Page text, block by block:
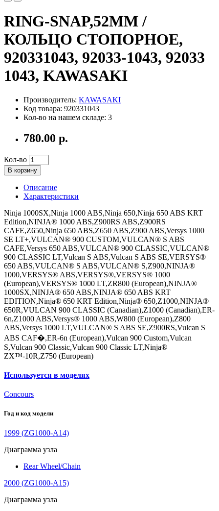
RING-SNAP,52MM /
КОЛЬЦО СТОПОРНОЕ,
920331043, 92033-1043, 92033
1043, KAWASAKI
Производитель: KAWASAKI
Код товара: 920331043
Кол-во на нашем складе: 3
780.00 р.
Кол-во
В корзину
Описание
Характеристики
Ninja 1000SX,Ninja 1000 ABS,Ninja 650,Ninja 650 ABS KRT
Edition,NINJA® 1000 ABS,Z900RS ABS,Z900RS
CAFE,Z650,Ninja 650 ABS,Z650 ABS,Z900 ABS,Versys 1000
SE LT+,VULCAN® 900 CUSTOM,VULCAN® S ABS
CAFE,Versys 650 ABS,VULCAN® 900 CLASSIC,VULCAN®
900 CLASSIC LT,Vulcan S ABS,Vulcan S ABS SE,VERSYS®
650 ABS,VULCAN® S ABS,VULCAN® S,Z900,NINJA®
1000,VERSYS® ABS,VERSYS®,VERSYS® 1000
(European),VERSYS® 1000 LT,ZR800 (European),NINJA®
1000SX,NINJA® 650 ABS,NINJA® 650 ABS KRT
EDITION,Ninja® 650 KRT Edition,Ninja® 650,Z1000,NINJA®
650R,VULCAN 900 CLASSIC (Canadian),Z1000 (Canadian),ER-
6n,Z1000 ABS,Versys® 1000 ABS,W800 (European),Z800
ABS,Versys 1000 LT,VULCAN® S ABS SE,Z900RS,Vulcan S
ABS CAF�,ER-6n (European),Vulcan 900 Custom,Vulcan
S,Vulcan 900 Classic,Vulcan 900 Classic LT,Ninja®
ZX™-10R,Z750 (European)
Используется в моделях
Concours
Год и код модели
1999 (ZG1000-A14)
Диаграмма узла
Rear Wheel/Chain
2000 (ZG1000-A15)
Диаграмма узла